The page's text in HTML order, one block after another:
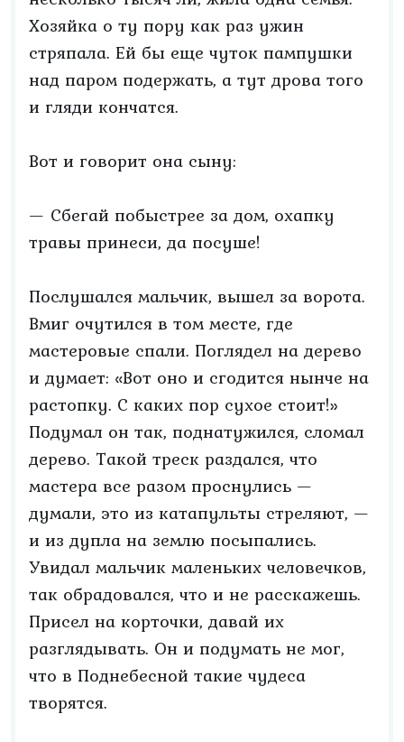
Хозяйка о ту пору как раз ужин
стряпала. Ей бы еще чуток пампушки
над паром подержать, а тут дрова того
и гляди кончатся.
Вот и говорит она сыну:
— Сбегай побыстрее за дом, охапку
травы принеси, да посуше!
Послушался мальчик, вышел за ворота.
Вмиг очутился в том месте, где
мастеровые спали. Поглядел на дерево
и думает: «Вот оно и сгодится нынче на
растопку. С каких пор сухое стоит!»
Подумал он так, поднатужился, сломал
дерево. Такой треск раздался, что
мастера все разом проснулись —
думали, это из катапульты стреляют, —
и из дупла на землю посыпались.
Увидал мальчик маленьких человечков,
так обрадовался, что и не расскажешь.
Присел на корточки, давай их
разглядывать. Он и подумать не мог,
что в Поднебесной такие чудеса
творятся.